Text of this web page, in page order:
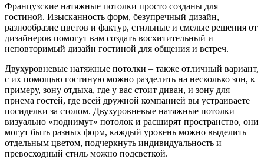
Французские натяжные потолки просто созданы для
гостиной. Изысканность форм, безупречный дизайн,
разнообразие цветов и фактур, стильные и смелые решения от
дизайнеров помогут вам создать восхитительный и
неповторимый дизайн гостиной для общения и встреч.
Двухуровневые натяжные потолки – также отличный вариант,
с их помощью гостиную можно разделить на несколько зон, к
примеру, зону отдыха, где у вас стоит диван, и зону для
приема гостей, где всей дружной компанией вы устраиваете
посиделки за столом. Двухуровневые натяжные потолки
визуально «поднимут» потолок и расширят пространство, они
могут быть разных форм, каждый уровень можно выделить
отдельным цветом, подчеркнуть индивидуальность и
превосходный стиль можно подсветкой.